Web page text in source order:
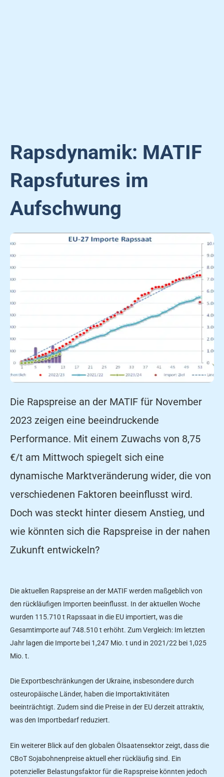
Rapsdynamik: MATIF
Rapsfutures im
Aufschwung
Die Rapspreise an der MATIF für November
2023 zeigen eine beeindruckende
Performance. Mit einem Zuwachs von 8,75
€/t am Mittwoch spiegelt sich eine
dynamische Marktveränderung wider, die von
verschiedenen Faktoren beeinflusst wird.
Doch was steckt hinter diesem Anstieg, und
wie könnten sich die Rapspreise in der nahen
Zukunft entwickeln?
Die aktuellen Rapspreise an der MATIF werden maßgeblich von
den rückläufigen Importen beeinflusst. In der aktuellen Woche
wurden 115.710 t Rapssaat in die EU importiert, was die
Gesamtimporte auf 748.510 t erhöht. Zum Vergleich: Im letzten
Jahr lagen die Importe bei 1,247 Mio. t und in 2021/22 bei 1,025
Mio. t.
Die Exportbeschränkungen der Ukraine, insbesondere durch
osteuropäische Länder, haben die Importaktivitäten
beeinträchtigt. Zudem sind die Preise in der EU derzeit attraktiv,
was den Importbedarf reduziert.
Ein weiterer Blick auf den globalen Ölsaatensektor zeigt, dass die
CBoT Sojabohnenpreise aktuell eher rückläufig sind. Ein
potenzieller Belastungsfaktor für die Rapspreise könnten jedoch